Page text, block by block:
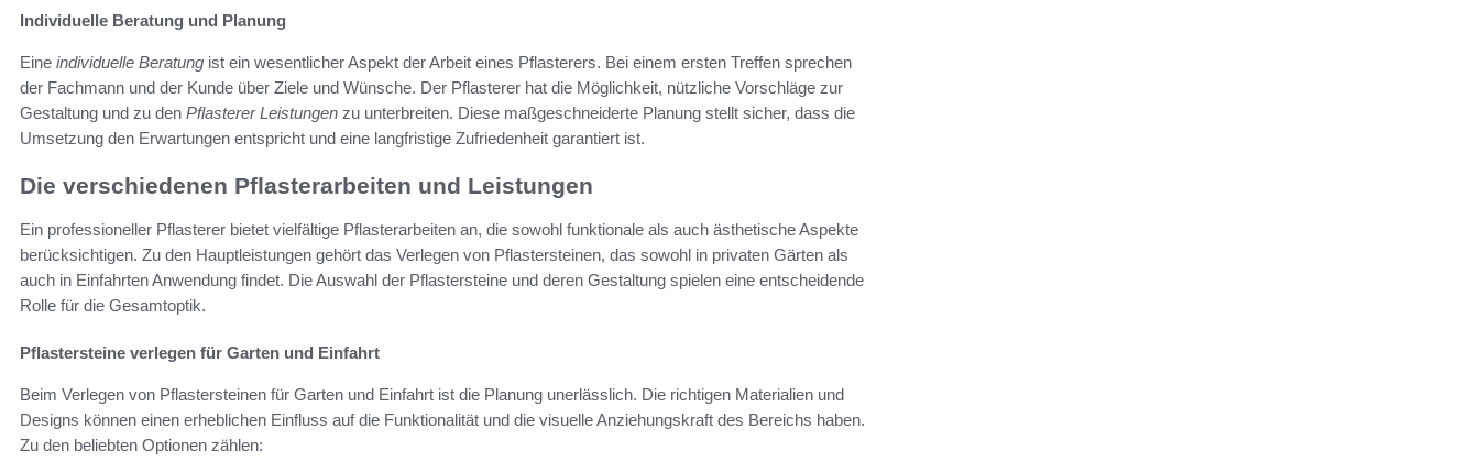
Individuelle Beratung und Planung
Eine individuelle Beratung ist ein wesentlicher Aspekt der Arbeit eines Pflasterers. Bei einem ersten Treffen sprechen
der Fachmann und der Kunde über Ziele und Wünsche. Der Pflasterer hat die Möglichkeit, nützliche Vorschläge zur
Gestaltung und zu den Pflasterer Leistungen zu unterbreiten. Diese maßgeschneiderte Planung stellt sicher, dass die
Umsetzung den Erwartungen entspricht und eine langfristige Zufriedenheit garantiert ist.
Die verschiedenen Pflasterarbeiten und Leistungen
Ein professioneller Pflasterer bietet vielfältige Pflasterarbeiten an, die sowohl funktionale als auch ästhetische Aspekte
berücksichtigen. Zu den Hauptleistungen gehört das Verlegen von Pflastersteinen, das sowohl in privaten Gärten als
auch in Einfahrten Anwendung findet. Die Auswahl der Pflastersteine und deren Gestaltung spielen eine entscheidende
Rolle für die Gesamtoptik.
Pflastersteine verlegen für Garten und Einfahrt
Beim Verlegen von Pflastersteinen für Garten und Einfahrt ist die Planung unerlässlich. Die richtigen Materialien und
Designs können einen erheblichen Einfluss auf die Funktionalität und die visuelle Anziehungskraft des Bereichs haben.
Zu den beliebten Optionen zählen: